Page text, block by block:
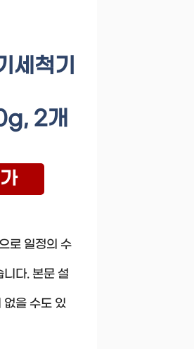
세척기
2개
로 일정의 수
니다. 본문 설
없을 수도 있